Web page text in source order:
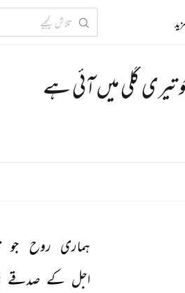
گلی میں آئی ہے
ہماری روح جو
اجل کے صدقے